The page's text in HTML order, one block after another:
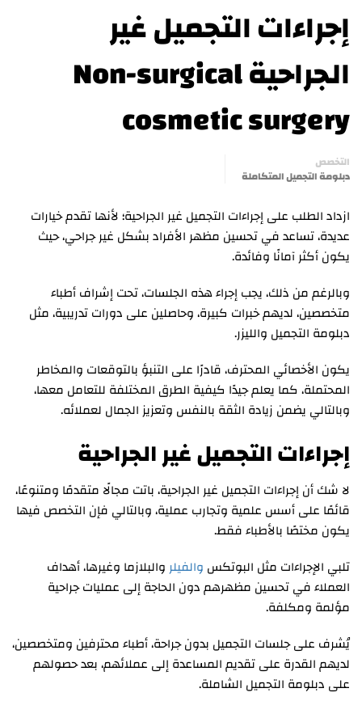
إجراءات التجميل غير
الجراحية Non-surgical
cosmetic surgery
التخصص
دبلومة التجميل المتكاملة
ازداد الطلب على إجراءات التجميل غير الجراحية؛ لأنها تقدم خيارات
عديدة، تساعد في تحسين مظهر الأفراد بشكل غير جراحي، حيث
يكون أكثر آمانًا وفائدة.
وبالرغم من ذلك، يجب إجراء هذه الجلسات، تحت إشراف أطباء
متخصصين، لديهم خبرات كبيرة، وحاصلين على دورات تدريبية، مثل
دبلومة التجميل والليزر.
يكون الأخصائي المحترف، قادرًا على التنبؤ بالتوقعات والمخاطر
المحتملة، كما يعلم جيدًا كيفية الطرق المختلفة للتعامل معها،
وبالتالي يضمن زيادة الثقة بالنفس وتعزيز الجمال لعملائه.
إجراءات التجميل غير الجراحية
لا شك أن إجراءات التجميل غير الجراحية، باتت مجالًا متقدمًا ومتنوعًا،
قائمًا على أسس علمية وتجارب عملية، وبالتالي فإن التخصص فيها
يكون مختصًا بالأطباء فقط.
تلبي الإجراءات مثل البوتكس والفيلروالبلازما وغيرها، أهداف
العملاء في تحسين مظهرهم دون الحاجة إلى عمليات جراحية
مؤلمة ومكلفة.
يُشرف على جلسات التجميل بدون جراحة، أطباء محترفين ومتخصصين،
لديهم القدرة على تقديم المساعدة إلى عملائهم، بعد حصولهم
على دبلومة التجميل الشاملة.